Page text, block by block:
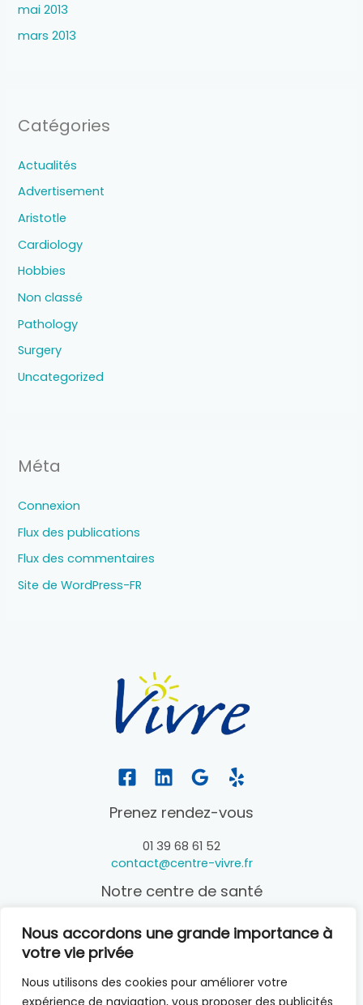
Nous accordons une grande importance à
votre vie privée
Nous utilisons des cookies pour améliorer votre
expérience de navigation, vous proposer des publicités
mai 2013
mars 2013
Catégories
Actualités
Advertisement
Aristotle
Cardiology
Hobbies
Non classé
Pathology
Surgery
Uncategorized
Méta
Connexion
Flux des publications
Flux des commentaires
Site de WordPress-FR
Prenez rendez-vous
01 39 68 61 52
contact@centre-vivre.fr
Notre centre de santé
21 Rue Camille Pelletan, 78800 Houilles
Lundi – Vendredi 09:00 – 19:00